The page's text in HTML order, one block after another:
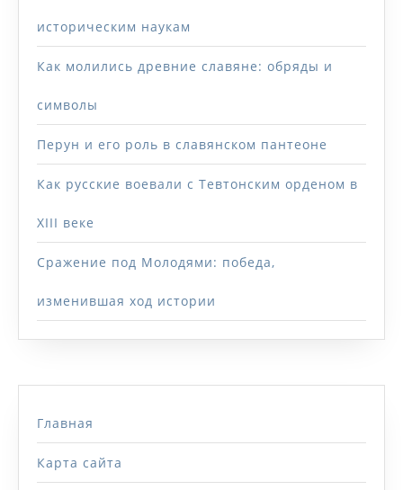
историческим наукам
Как молились древние славяне: обряды и
символы
Перун и его роль в славянском пантеоне
Как русские воевали с Тевтонским орденом в
XIII веке
Сражение под Молодями: победа,
изменившая ход истории
Главная
Карта сайта